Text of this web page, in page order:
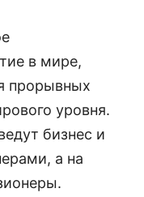
в мире,
прорывных
уровня.
бизнес и
а на